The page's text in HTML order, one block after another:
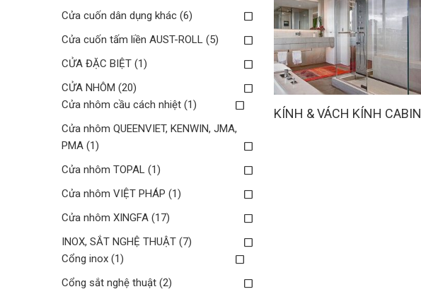
KÍNH & VÁCH KÍNH CABIN
Cửa cuốn dân dụng khác (6)
Cửa cuốn tấm liền AUST-ROLL (5)
CỬA ĐẶC BIỆT (1)
CỬA NHÔM (20)
Cửa nhôm cầu cách nhiệt (1)
Cửa nhôm QUEENVIET, KENWIN, JMA,
PMA (1)
Cửa nhôm TOPAL (1)
Cửa nhôm VIỆT PHÁP (1)
Cửa nhôm XINGFA (17)
INOX, SẮT NGHỆ THUẬT (7)
Cổng inox (1)
Cổng sắt nghệ thuật (2)